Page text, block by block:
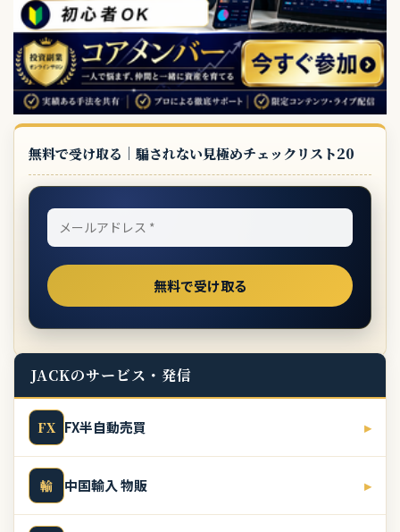
無料で受け取る｜騙されない見極めチェックリスト20
JACKのサービス・発信
FX FX半自動売買 ▸
輸 中国輸入 物販 ▸